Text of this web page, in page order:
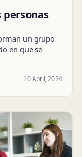
personas
un grupo
en que se
10 April, 2024